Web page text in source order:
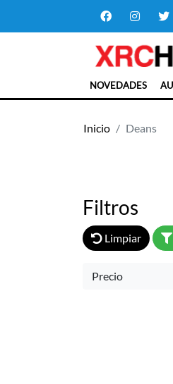
NOVEDADES
Inicio Deans
Filtros
Limpiar
Precio